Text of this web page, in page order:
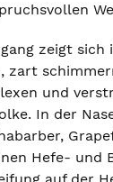
zeigt sich
zart
und
In der
Hefe- und